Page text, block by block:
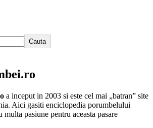
Cauta
a inceput in 2003 si este cel mai „batran” site
Aici gasiti enciclopedia porumbelului
multa pasiune pentru aceasta pasare